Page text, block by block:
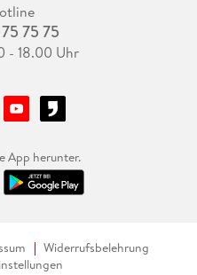
75 75
- 18.00 Uhr
App herunter.
Widerrufsbelehrung